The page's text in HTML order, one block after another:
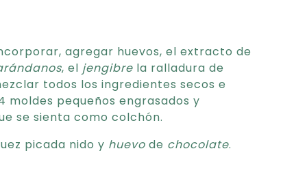
agregar huevos, el extracto de
, el jengibre la ralladura de
todos los ingredientes secos e
pequeños engrasados y
se sienta como colchón.
picada nido y huevo de chocolate.